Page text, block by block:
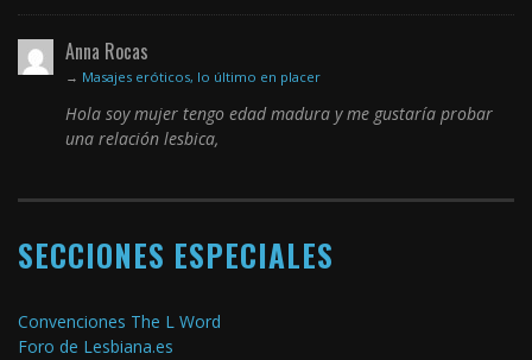
Anna Rocas
→ Masajes eróticos, lo último en placer
Hola soy mujer tengo edad madura y me gustaría probar
una relación lesbica,
SECCIONES ESPECIALES
Convenciones The L Word
Foro de Lesbiana.es